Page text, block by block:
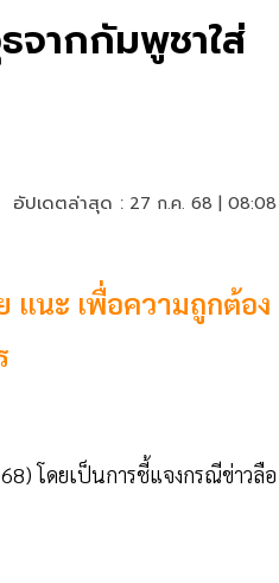
จากกัมพูชาใส่
อัปเดตล่าสุด : 27 ก.ค. 68 |
แนะ เพื่อความถูกต้อง
โดยเป็นการชี้แจงกรณีข่าวลือ